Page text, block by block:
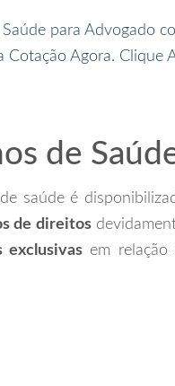
para Advogado
Cotação Agora. Clique
de
saúde é
de direitos
exclusivasem relação